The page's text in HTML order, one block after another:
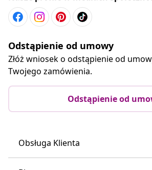
Odstąpienie od umowy
Złóż wniosek o odstąpienie od
Twojego zamówienia.
Odstąpienie od
Obsługa Klienta